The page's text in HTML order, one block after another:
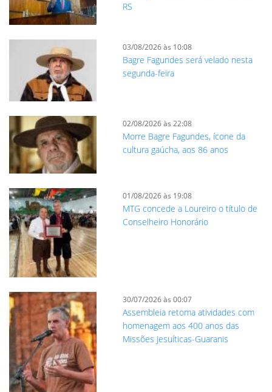
RS
03/08/2026 às 10:08
Bagre Fagundes será velado nesta
segunda-feira
02/08/2026 às 22:08
Morre Bagre Fagundes, ícone da
cultura gaúcha, aos 86 anos
01/08/2026 às 19:08
MTG concede a Loureiro o título de
Conselheiro Honorário
30/07/2026 às 00:07
Assembleia retoma atividades com
homenagem aos 400 anos das
Missões Jesuíticas-Guaranis